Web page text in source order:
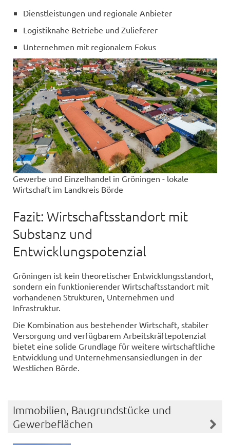
Dienstleistungen und regionale Anbieter
Logistiknahe Betriebe und Zulieferer
Unternehmen mit regionalem Fokus
Gewerbe und Einzelhandel in Gröningen - lokale
Wirtschaft im Landkreis Börde
Fazit: Wirtschaftsstandort mit
Substanz und
Entwicklungspotenzial
Gröningen ist kein theoretischer Entwicklungsstandort,
sondern ein funktionierender Wirtschaftsstandort mit
vorhandenen Strukturen, Unternehmen und
Infrastruktur.
Die Kombination aus bestehender Wirtschaft, stabiler
Versorgung und verfügbarem Arbeitskräftepotenzial
bietet eine solide Grundlage für weitere wirtschaftliche
Entwicklung und Unternehmensansiedlungen in der
Westlichen Börde.
Immobilien, Baugrundstücke und
Gewerbeflächen